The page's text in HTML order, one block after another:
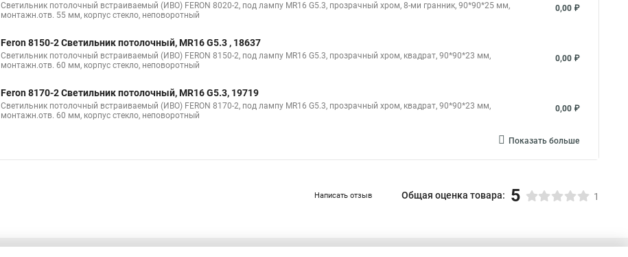
Светильник потолочный встраиваемый (ИВО) FERON 8020-2, под лампу MR16 G5.3, прозрачный хром, 8-ми гранник, 90*90*25 мм,
монтажн.отв. 55 мм, корпус стекло, неповоротный
0,00 ₽
Feron 8150-2 Светильник потолочный, MR16 G5.3 , 18637
Светильник потолочный встраиваемый (ИВО) FERON 8150-2, под лампу MR16 G5.3, прозрачный хром, квадрат, 90*90*23 мм,
монтажн.отв. 60 мм, корпус стекло, неповоротный
0,00 ₽
Feron 8170-2 Светильник потолочный, MR16 G5.3, 19719
Светильник потолочный встраиваемый (ИВО) FERON 8170-2, под лампу MR16 G5.3, прозрачный хром, квадрат, 90*90*23 мм,
монтажн.отв. 60 мм, корпус стекло, неповоротный
0,00 ₽
Показать больше
Написать отзыв Общая оценка товара: 5 1